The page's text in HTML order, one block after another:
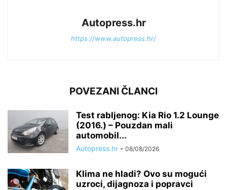
Autopress.hr
https://www.autopress.hr/
POVEZANI ČLANCI
Test rabljenog: Kia Rio 1.2 Lounge
(2016.) – Pouzdan mali
automobil...
Autopress.hr - 08/08/2026
Klima ne hladi? Ovo su mogući
uzroci, dijagnoza i popravci